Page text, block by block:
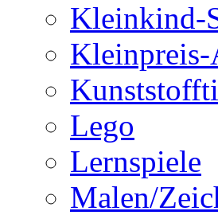
Kleinkind-
Lego
Lernspiele
Malen/